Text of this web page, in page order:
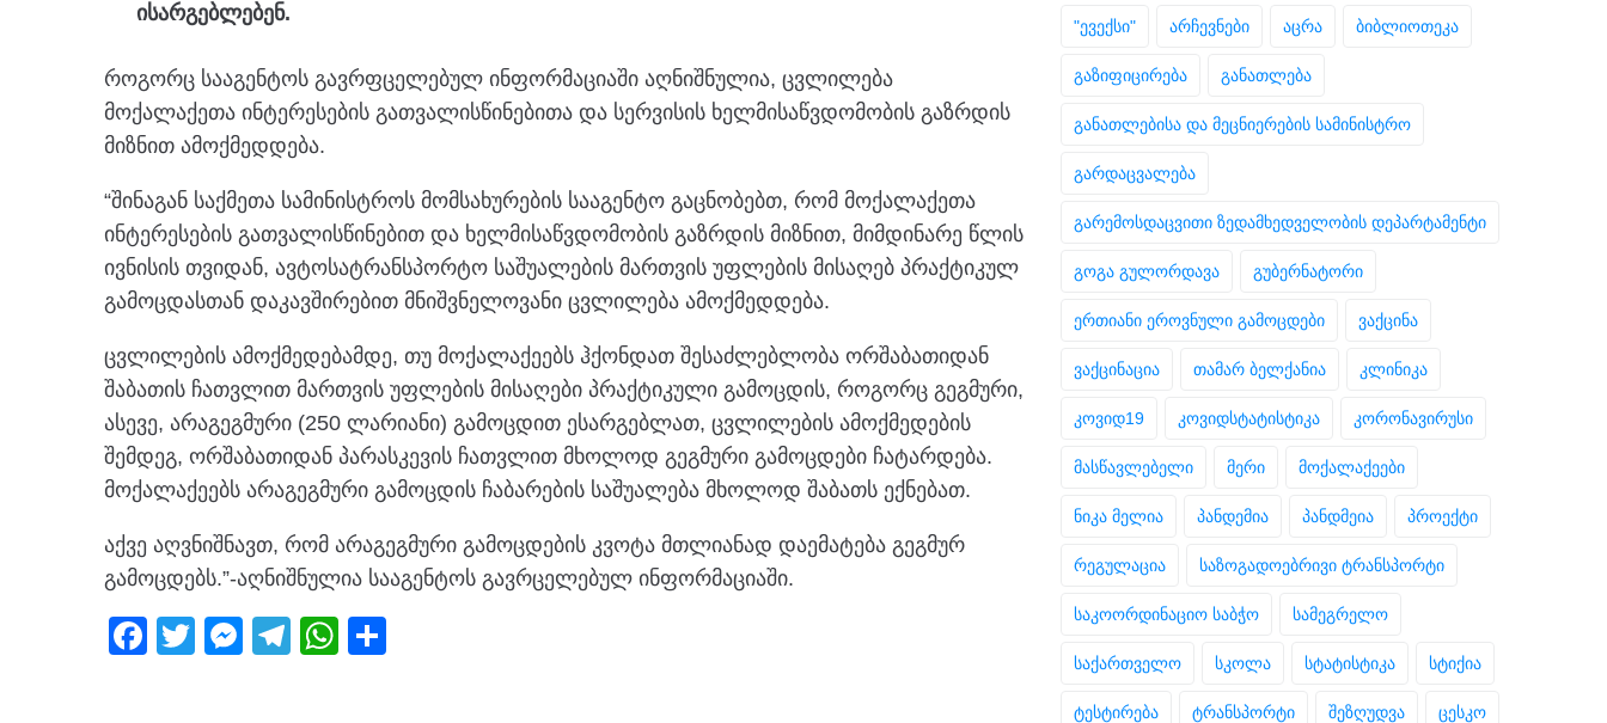
ისარგებლებენ.
როგორც სააგენტოს გავრფცელებულ ინფორმაციაში აღნიშნულია, ცვლილება
მოქალაქეთა ინტერესების გათვალისწინებითა და სერვისის ხელმისაწვდომობის გაზრდის
მიზნით ამოქმედდება.
“შინაგან საქმეთა სამინისტროს მომსახურების სააგენტო გაცნობებთ, რომ მოქალაქეთა
ინტერესების გათვალისწინებით და ხელმისაწვდომობის გაზრდის მიზნით, მიმდინარე წლის
ივნისის თვიდან, ავტოსატრანსპორტო საშუალების მართვის უფლების მისაღებ პრაქტიკულ
გამოცდასთან დაკავშირებით მნიშვნელოვანი ცვლილება ამოქმედდება.
ცვლილების ამოქმედებამდე, თუ მოქალაქეებს ჰქონდათ შესაძლებლობა ორშაბათიდან
შაბათის ჩათვლით მართვის უფლების მისაღები პრაქტიკული გამოცდის, როგორც გეგმური,
ასევე, არაგეგმური (250 ლარიანი) გამოცდით ესარგებლათ, ცვლილების ამოქმედების
შემდეგ, ორშაბათიდან პარასკევის ჩათვლით მხოლოდ გეგმური გამოცდები ჩატარდება.
მოქალაქეებს არაგეგმური გამოცდის ჩაბარების საშუალება მხოლოდ შაბათს ექნებათ.
აქვე აღვნიშნავთ, რომ არაგეგმური გამოცდების კვოტა მთლიანად დაემატება გეგმურ
გამოცდებს.”-აღნიშნულია სააგენტოს გავრცელებულ ინფორმაციაში.
F
T
M
T
W
"ევექსი" არჩევნები აცრა ბიბლიოთეკა
გაზიფიცირება განათლება
განათლებისა და მეცნიერების სამინისტრო
გარდაცვალება
გარემოსდაცვითი ზედამხედველობის დეპარტამენტი
გოგა გულორდავა გუბერნატორი
ერთიანი ეროვნული გამოცდები ვაქცინა
ვაქცინაცია თამარ ბელქანია კლინიკა
კოვიდ19 კოვიდსტატისტიკა კორონავირუსი
მასწავლებელი მერი მოქალაქეები
ნიკა მელია პანდემია პანდმეია პროექტი
რეგულაცია საზოგადოებრივი ტრანსპორტი
საკოორდინაციო საბჭო სამეგრელო
საქართველო სკოლა სტატისტიკა სტიქია
ტესტირება ტრანსპორტი შეზღუდვა ცესკო